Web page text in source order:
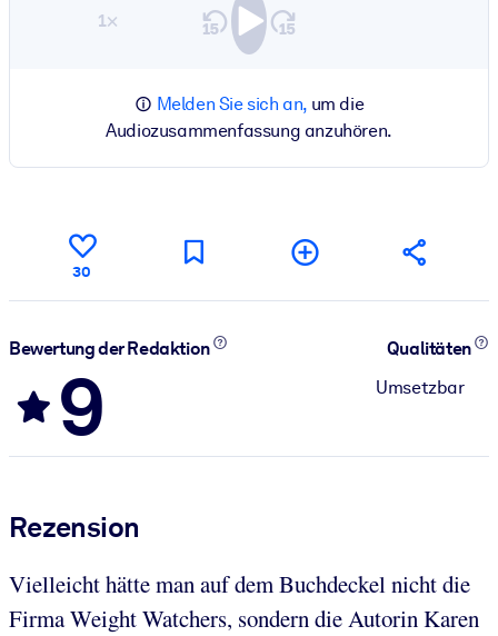
1×
Melden Sie sich an,um die
Audiozusammenfassung anzuhören.
30
Bewertung der Redaktion
9
Qualitäten
Umsetzbar
Rezension
Vielleicht hätte man auf dem Buchdeckel nicht die
Firma Weight Watchers, sondern die Autorin Karen